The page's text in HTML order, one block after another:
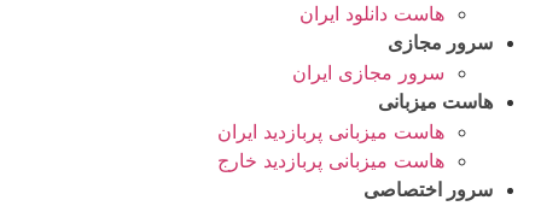
هاست دانلود ایران
سرور مجازی
سرور مجازی ایران
هاست میزبانی
هاست میزبانی پربازدید ایران
هاست میزبانی پربازدید خارج
سرور اختصاصی